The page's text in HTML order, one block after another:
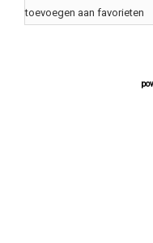
toevoegen aan favorieten